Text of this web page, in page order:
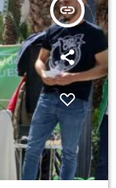
insert_link